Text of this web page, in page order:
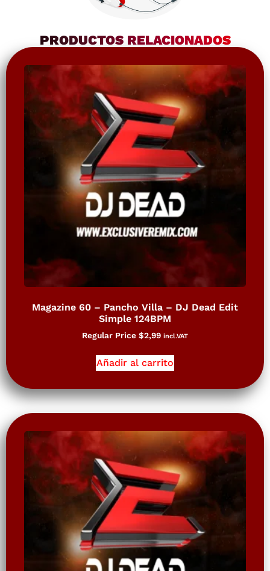
PRODUCTOS RELACIONADOS
Magazine 60 – Pancho Villa – DJ Dead Edit
Simple 124BPM
Regular Price $2,99 incl.VAT
Añadir al carrito